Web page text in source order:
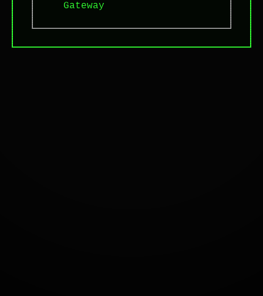
Gateway